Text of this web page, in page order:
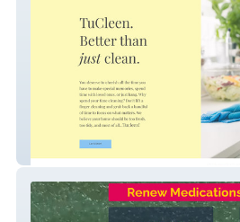
TuCleen